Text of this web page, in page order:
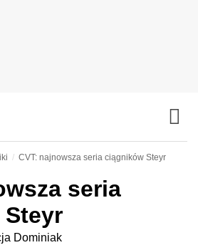
CVT: najnowsza seria ciągników Steyr
seria
Dominiak